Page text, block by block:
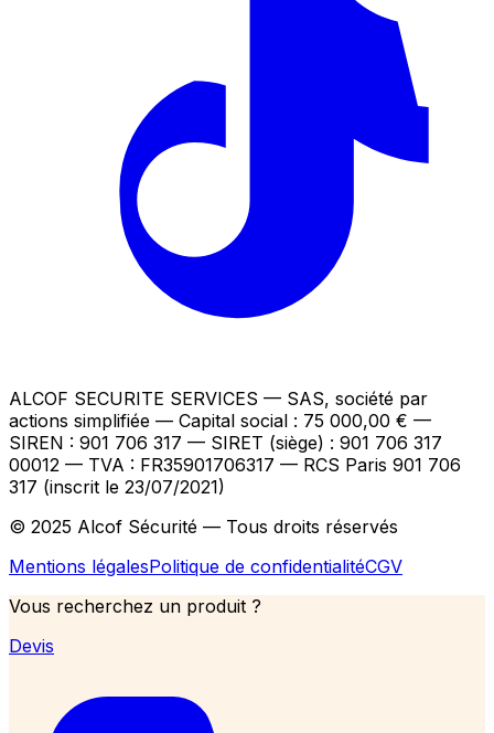
ALCOF SECURITE SERVICES — SAS, société par
actions simplifiée — Capital social : 75 000,00 € —
SIREN : 901 706 317 — SIRET (siège) : 901 706 317
00012 — TVA : FR35901706317 — RCS Paris 901 706
317 (inscrit le 23/07/2021)
© 2025 Alcof Sécurité — Tous droits réservés
Mentions légalesPolitique de confidentialitéCGV
Vous recherchez un produit ?
Devis